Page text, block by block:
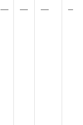
— — — —